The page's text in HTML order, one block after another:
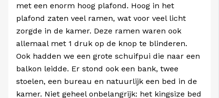
met een enorm hoog plafond. Hoog in het
plafond zaten veel ramen, wat voor veel licht
zorgde in de kamer. Deze ramen waren ook
allemaal met 1 druk op de knop te blinderen.
Ook hadden we een grote schuifpui die naar een
balkon leidde. Er stond ook een bank, twee
stoelen, een bureau en natuurlijk een bed in de
kamer. Niet geheel onbelangrijk: het kingsize bed